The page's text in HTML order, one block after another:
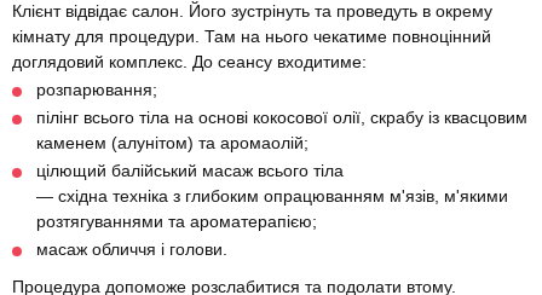
Клієнт відвідає салон. Його зустрінуть та проведуть в окрему
кімнату для процедури. Там на нього чекатиме повноцінний
доглядовий комплекс. До сеансу входитиме:
розпарювання;
пілінг всього тіла на основі кокосової олії, скрабу із квасцовим
каменем (алунітом) та аромаолій;
цілющий балійський масаж всього тіла
— східна техніка з глибоким опрацюванням м'язів, м'якими
розтягуваннями та ароматерапією;
масаж обличчя і голови.
Процедура допоможе розслабитися та подолати втому.